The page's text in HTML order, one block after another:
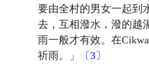
要由全村的男女一起到
去，互相潑水，潑的越
雨一般才有效。在
祈雨。
」 〔3〕